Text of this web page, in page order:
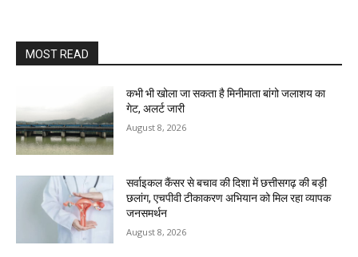
MOST READ
कभी भी खोला जा सकता है मिनीमाता बांगो जलाशय का
गेट, अलर्ट जारी
August 8, 2026
सर्वाइकल कैंसर से बचाव की दिशा में छत्तीसगढ़ की बड़ी
छलांग, एचपीवी टीकाकरण अभियान को मिल रहा व्यापक
जनसमर्थन
August 8, 2026